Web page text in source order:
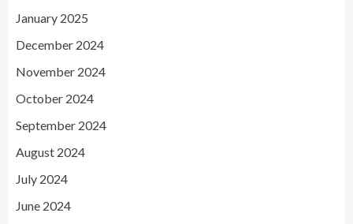
January 2025
December 2024
November 2024
October 2024
September 2024
August 2024
July 2024
June 2024